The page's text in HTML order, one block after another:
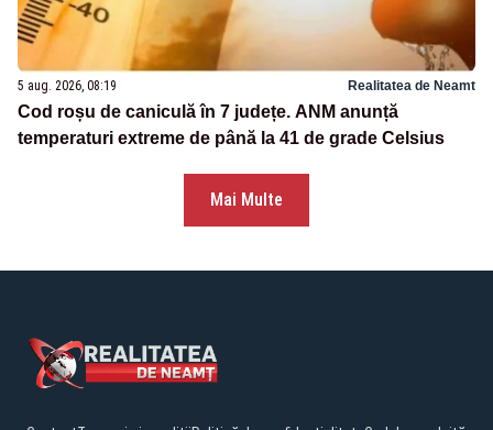
5 aug. 2026, 08:19 Realitatea de Neamt
Cod roșu de caniculă în 7 județe. ANM anunță
temperaturi extreme de până la 41 de grade Celsius
Mai Multe